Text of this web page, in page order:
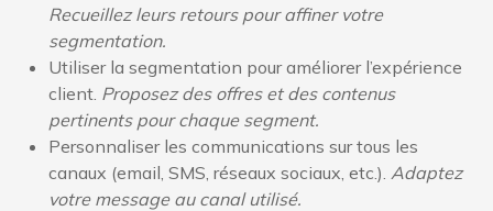
Recueillez leurs retours pour affiner votre
segmentation.
Utiliser la segmentation pour améliorer l’expérience
client. Proposez des offres et des contenus
pertinents pour chaque segment.
Personnaliser les communications sur tous les
canaux (email, SMS, réseaux sociaux, etc.). Adaptez
votre message au canal utilisé.